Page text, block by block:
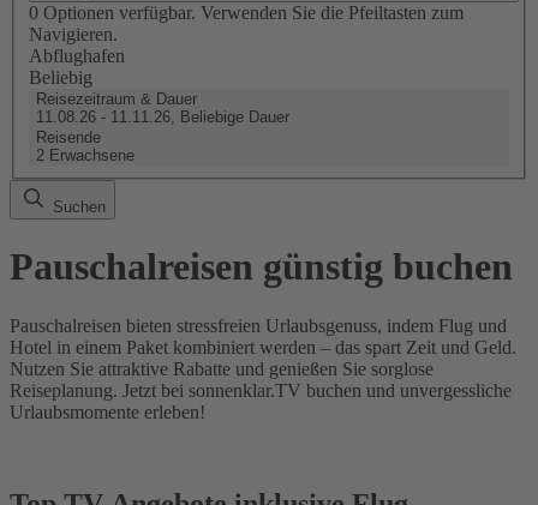
0 Optionen verfügbar. Verwenden Sie die Pfeiltasten zum
Navigieren.
Abflughafen
Beliebig
Reisezeitraum & Dauer
11.08.26 - 11.11.26, Beliebige Dauer
Reisende
2 Erwachsene
Suchen
Pauschalreisen günstig buchen
Pauschalreisen bieten stressfreien Urlaubsgenuss, indem Flug und
Hotel in einem Paket kombiniert werden – das spart Zeit und Geld.
Nutzen Sie attraktive Rabatte und genießen Sie sorglose
Reiseplanung. Jetzt bei sonnenklar.TV buchen und unvergessliche
Urlaubsmomente erleben!